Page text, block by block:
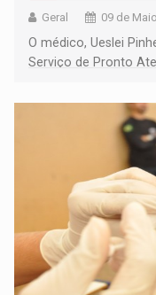
Geral 09 de
O médico, Ueslei
Serviço de Pronto